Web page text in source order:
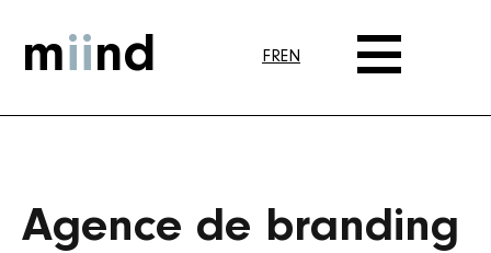
miind FREN
Agence de branding